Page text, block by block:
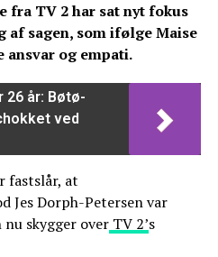
fra TV 2 har sat nyt fokus
af sagen, som ifølge Maise
og empati.
26 år: Bøtø-
ved
fastslår, at
Jes Dorph-Petersen var
skygger overTV 2’s